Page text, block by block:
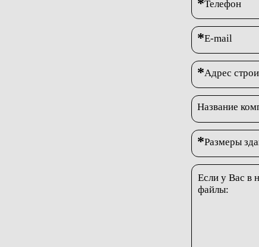
*Телефон
*E-mail
*Адрес
Название
*Размеры
Если у Вас в
файлы: